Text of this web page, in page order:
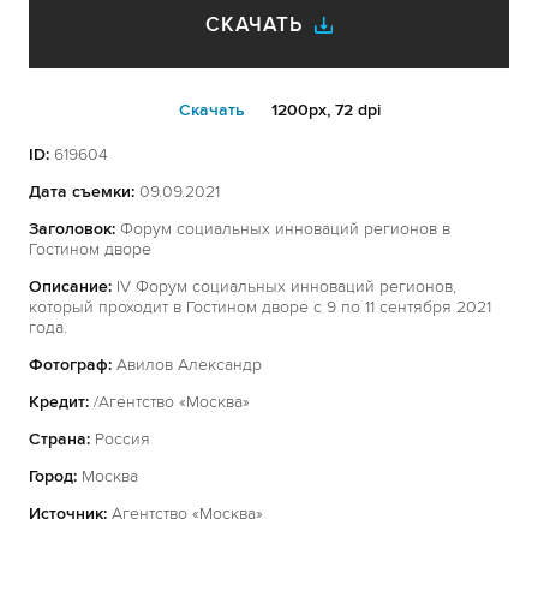
СКАЧАТЬ
Cкачать 1200px, 72 dpi
ID: 619604
Дата съемки: 09.09.2021
Заголовок: Форум социальных инноваций регионов в
Гостином дворе
Описание: IV Форум социальных инноваций регионов,
который проходит в Гостином дворе с 9 по 11 сентября 2021
года.
Фотограф: Авилов Александр
Кредит: /Агентство «Москва»
Страна: Россия
Город: Москва
Источник: Агентство «Москва»